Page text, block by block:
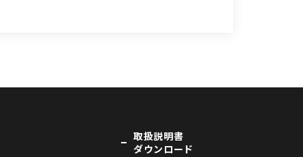
取扱説明書
ダウンロード